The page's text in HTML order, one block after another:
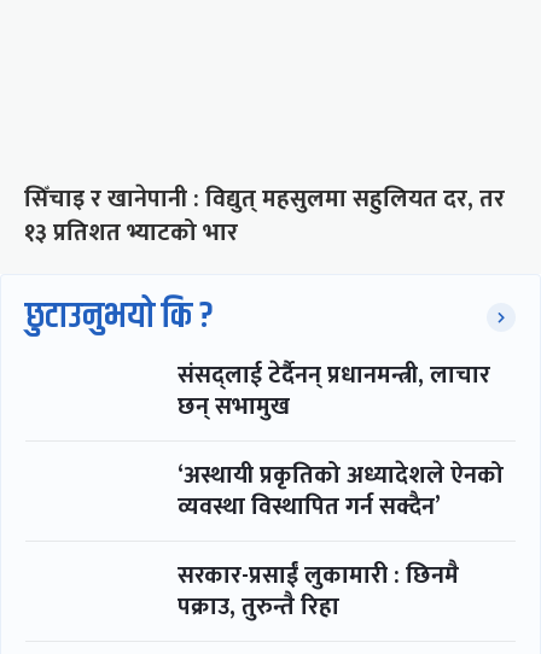
सिँचाइ र खानेपानी : विद्युत् महसुलमा सहुलियत दर, तर
१३ प्रतिशत भ्याटको भार
छुटाउनुभयो कि ?
संसद्लाई टेर्दैनन् प्रधानमन्त्री, लाचार
छन् सभामुख
‘अस्थायी प्रकृतिको अध्यादेशले ऐनको
व्यवस्था विस्थापित गर्न सक्दैन’
सरकार-प्रसाईं लुकामारी : छिनमै
पक्राउ, तुरुन्तै रिहा